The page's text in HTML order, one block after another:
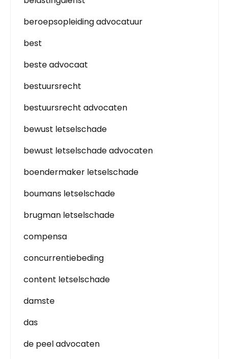
beroepsopleiding advocatuur
best
beste advocaat
bestuursrecht
bestuursrecht advocaten
bewust letselschade
bewust letselschade advocaten
boendermaker letselschade
boumans letselschade
brugman letselschade
compensa
concurrentiebeding
content letselschade
damste
das
de peel advocaten